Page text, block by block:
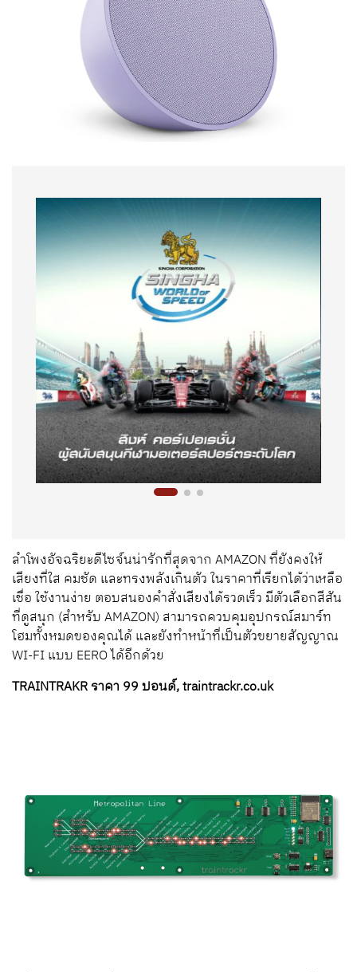
ลำโพงอัจฉริยะดีไซจ์นน่ารักที่สุดจาก AMAZON ที่ยังคงให้
เสียงที่ใส คมชัด และทรงพลังเกินตัว ในราคาที่เรียกได้ว่าเหลือ
เชื่อ ใช้งานง่าย ตอบสนองคำสั่งเสียงได้รวดเร็ว มีตัวเลือกสีสัน
ที่ดูสนุก (สำหรับ AMAZON) สามารถควบคุมอุปกรณ์สมาร์ท
โฮมทั้งหมดของคุณได้ และยังทำหน้าที่เป็นตัวขยายสัญญาณ
WI-FI แบบ EERO ได้อีกด้วย
TRAINTRAKR ราคา 99 ปอนด์, traintrackr.co.uk